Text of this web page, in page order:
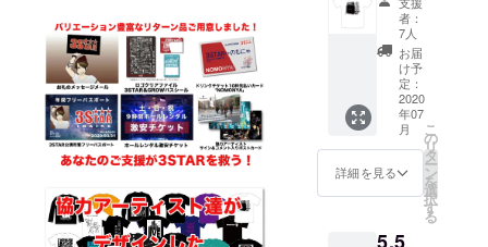
くださ
い。 ・
サイズ
展開 M /
L / XL /
XXL ※支
援時に
ご希望
のサイ
ズをお
送のみ
半袖T
シャツ
Design
ed by :
COUNT
ERCLO
CKWIS
E か
つぅ ・
ボ
ディー
カラー
ラック /
者：
7人
お届
け予
定：
2020
年07
月
詳細を見る
こ
の
リ
タ
ー
ン
を
選
択
す
る
5,5